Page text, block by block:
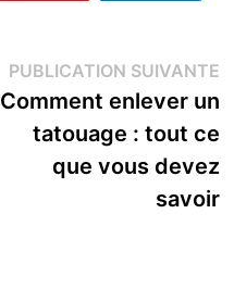
PUBLICATION SUIVANTE
Comment enlever un
tatouage : tout ce
que vous devez
savoir